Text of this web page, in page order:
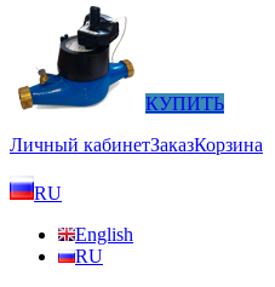
КУПИТЬ
Личный кабинетЗаказКорзина
RU
English
RU